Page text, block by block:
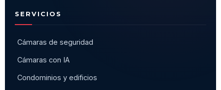
SERVICIOS
Cámaras de seguridad
Cámaras con IA
Condominios y edificios